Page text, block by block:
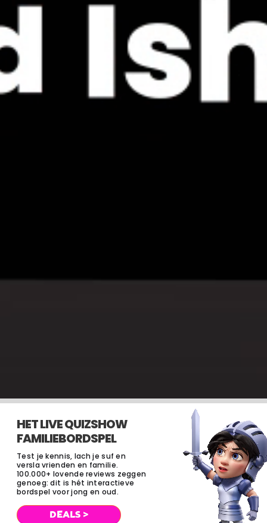
HET LIVE QUIZSHOW
FAMILIEBORDSPEL
Test je kennis, lach je suf en
versla vrienden en familie.
100.000+ lovende reviews zeggen
genoeg: dit is hét interactieve
bordspel voor jong en oud.
DEALS >